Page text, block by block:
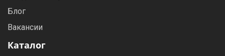
Блог
Вакансии
Каталог